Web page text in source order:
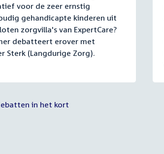
voor de zeer ernstig
gehandicapte kinderen uit
zorgvilla's van ExpertCare?
debatteert erover met
Sterk (Langdurige Zorg).
in het kort